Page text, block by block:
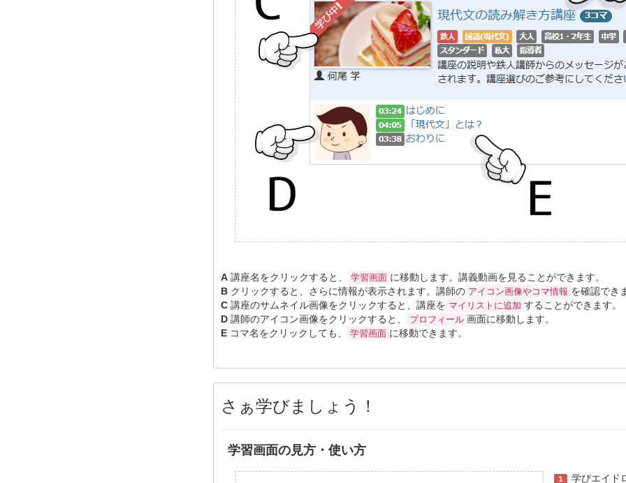
A 講座名をクリックすると、 学習画面 に移動します。講義動画を見ることができます。
B クリックすると、さらに情報が表示されます。講師の アイコン画像やコマ情報 を確認でき
C 講座のサムネイル画像をクリックすると、講座を マイリストに追加 することができます。
D 講師のアイコン画像をクリックすると、 プロフィール 画面に移動します。
E コマ名をクリックしても、 学習画面 に移動できます。
さぁ学びましょう！
学習画面の見方・使い方
１ 学びエイド